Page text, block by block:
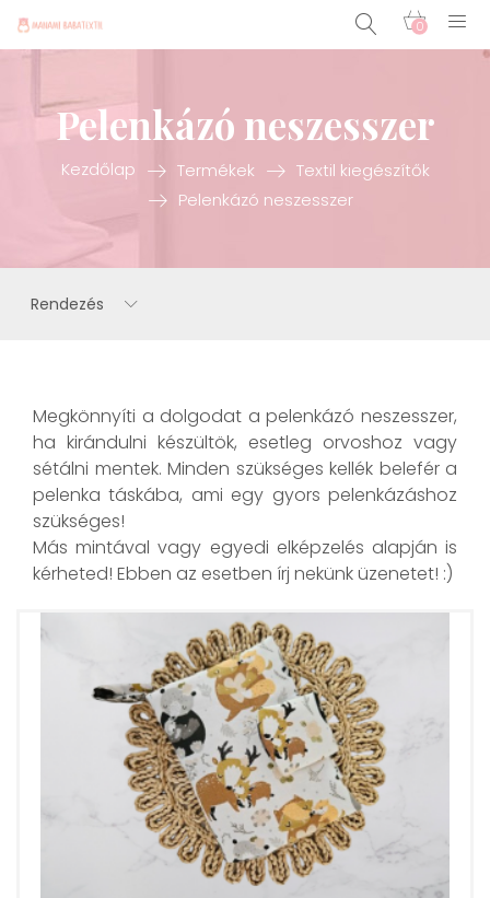
0
Pelenkázó neszesszer
Kezdőlap Termékek
Textil kiegészítők
Pelenkázó neszesszer
Rendezés
Megkönnyíti a dolgodat a pelenkázó neszesszer,
ha kirándulni készültök, esetleg orvoshoz vagy
sétálni mentek. Minden szükséges kellék belefér a
pelenka táskába, ami egy gyors pelenkázáshoz
szükséges!
Más mintával vagy egyedi elképzelés alapján is
kérheted! Ebben az esetben írj nekünk üzenetet! :)